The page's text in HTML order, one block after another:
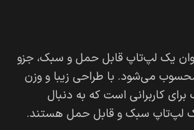
یک لپ‌تاپ قابل حمل و سبک، جزو
سال ۲۰۲۳ محسوب می‌شود. با طراحی زیبا و وزن
کاربرانی است که به دنبال
لپ‌تاپ سبک و قابل حمل هستند.